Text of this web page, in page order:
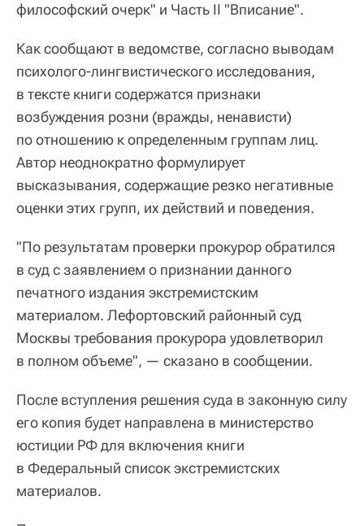
философский очерк" и Часть II "Вписание".
Как сообщают в ведомстве, согласно выводам
психолого-лингвистического исследования,
в тексте книги содержатся признаки
возбуждения розни (вражды, ненависти)
по отношению к определенным группам лиц.
Автор неоднократно формулирует
высказывания, содержащие резко негативные
оценки этих групп, их действий и поведения.
"По результатам проверки прокурор обратился
в суд с заявлением о признании данного
печатного издания экстремистским
материалом. Лефортовский районный суд
Москвы требования прокурора удовлетворил
в полном объеме", — сказано в сообщении.
После вступления решения суда в законную силу
его копия будет направлена в министерство
юстиции РФ для включения книги
в Федеральный список экстремистских
материалов.